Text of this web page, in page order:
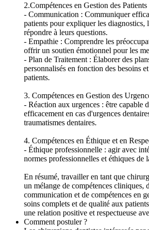
2.Compétences en Gestion des Patients
- Communication : Communiquer
patients pour expliquer les diagnostics,
répondre à leurs questions.
- Empathie : Comprendre les
offrir un soutien émotionnel pour les
- Plan de Traitement : Élaborer des
personnalisés en fonction des besoins
patients.
3. Compétences en Gestion des
- Réaction aux urgences : être capable
efficacement en cas d'urgences
traumatismes dentaires.
4. Compétences en Éthique et en
- Éthique professionnelle : agir avec
normes professionnelles et éthiques de
En résumé, travailler en tant que
un mélange de compétences cliniques,
communication et de compétences en
soins complets et de qualité aux
une relation positive et respectueuse
Comment postuler ?